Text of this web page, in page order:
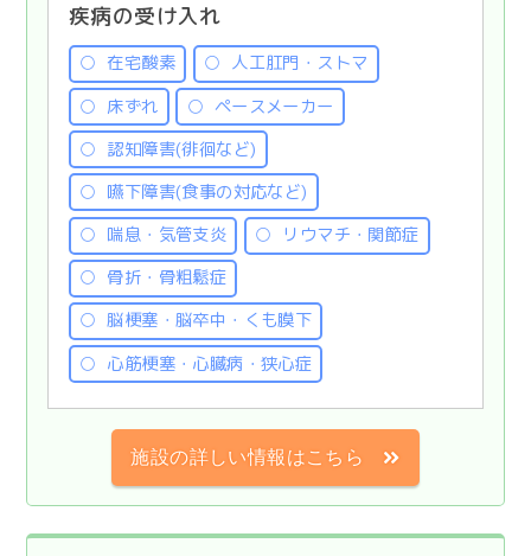
疾病の受け入れ
在宅酸素
人工肛門・ストマ
床ずれ
ペースメーカー
認知障害(徘徊など)
嚥下障害(食事の対応など)
喘息・気管支炎
リウマチ・関節症
骨折・骨粗鬆症
脳梗塞・脳卒中・くも膜下
心筋梗塞・心臓病・狭心症
施設の詳しい情報はこちら